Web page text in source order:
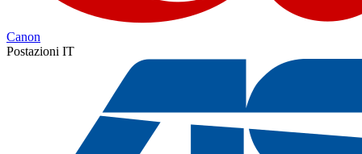
Canon
Postazioni IT